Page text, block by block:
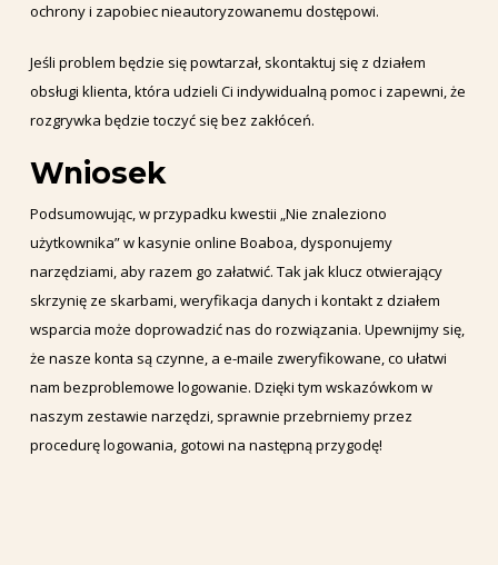
ochrony i zapobiec nieautoryzowanemu dostępowi.
Jeśli problem będzie się powtarzał, skontaktuj się z działem
obsługi klienta, która udzieli Ci indywidualną pomoc i zapewni, że
rozgrywka będzie toczyć się bez zakłóceń.
Wniosek
Podsumowując, w przypadku kwestii „Nie znaleziono
użytkownika” w kasynie online Boaboa, dysponujemy
narzędziami, aby razem go załatwić. Tak jak klucz otwierający
skrzynię ze skarbami, weryfikacja danych i kontakt z działem
wsparcia może doprowadzić nas do rozwiązania. Upewnijmy się,
że nasze konta są czynne, a e-maile zweryfikowane, co ułatwi
nam bezproblemowe logowanie. Dzięki tym wskazówkom w
naszym zestawie narzędzi, sprawnie przebrniemy przez
procedurę logowania, gotowi na następną przygodę!